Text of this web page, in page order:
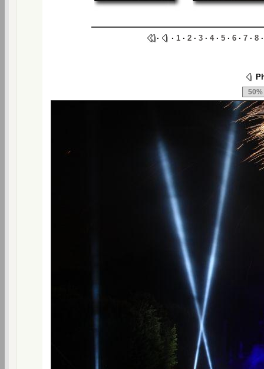
· · 1 · 2 · 3 · 4· 5 · 6 · 7 · 8